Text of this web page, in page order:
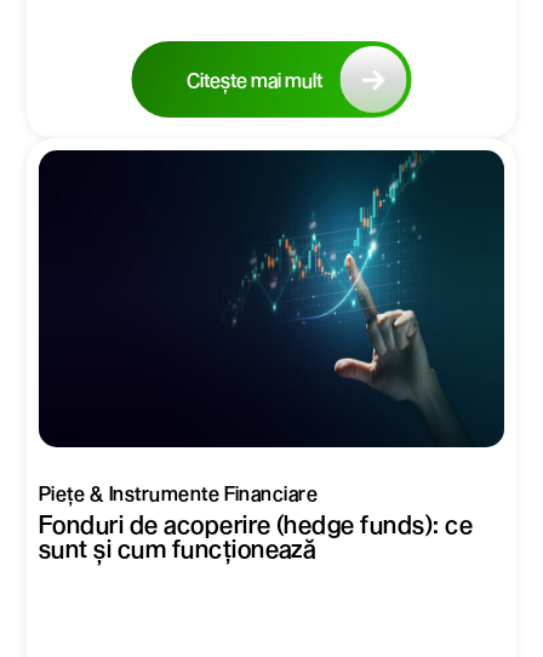
Citește mai mult
Piețe & Instrumente Financiare
Fonduri de acoperire (hedge funds): ce
sunt și cum funcționează